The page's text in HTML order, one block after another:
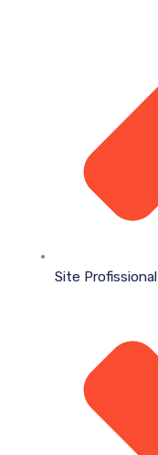
Site Profissional